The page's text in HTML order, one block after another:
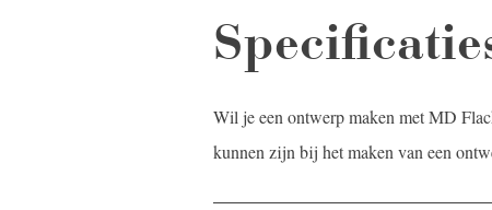
Wil je een ontwerp maken met MD
kunnen zijn bij het maken van een